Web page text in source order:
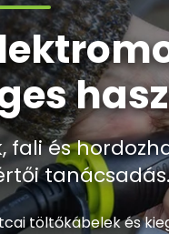
és
töltőkábelek és